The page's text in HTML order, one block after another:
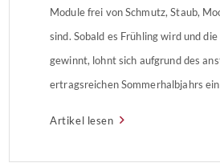
Module frei von Schmutz, Staub,
sind. Sobald es Frühling wird und
gewinnt, lohnt sich aufgrund des
ertragsreichen Sommerhalbjahrs
Artikel lesen